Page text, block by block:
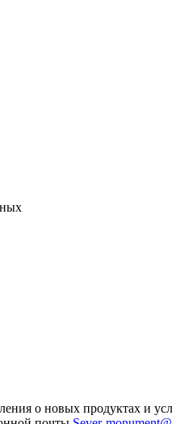
о новых продуктах и